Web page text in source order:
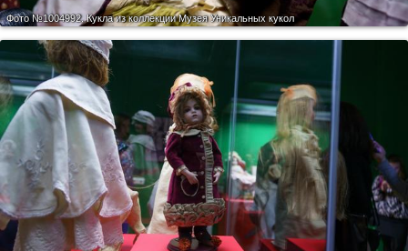
Фото №1004992.Кукла из коллекции Музея Уникальных кукол